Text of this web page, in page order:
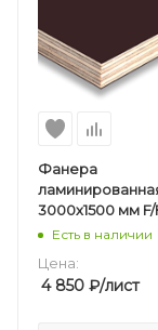
Фанера
3000х1500 мм F/
березовая
Есть в наличии
Цена:
4 850 ₽/лист